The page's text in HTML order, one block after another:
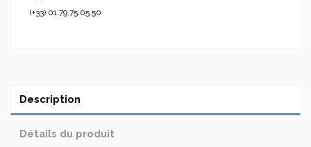
(+33) 01.79.75.05.50
Description
Détails du produit